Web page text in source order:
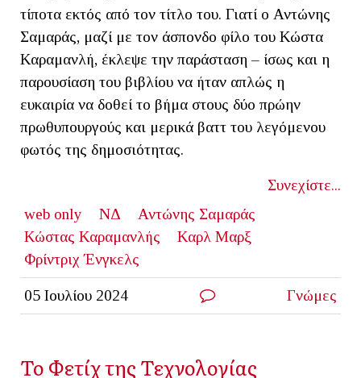
τίποτα εκτός από τον τίτλο του. Γιατί ο Αντώνης
Σαμαράς, μαζί με τον άσπονδο φίλο του Κώστα
Καραμανλή, έκλεψε την παράσταση – ίσως και η
παρουσίαση του βιβλίου να ήταν απλώς η
ευκαιρία να δοθεί το βήμα στους δύο πρώην
πρωθυπουργούς και μερικά βαττ του λεγόμενου
φωτός της δημοσιότητας.
Συνεχίστε...
web only
NΔ
Αντώνης Σαμαράς
Κώστας Καραμανλής
Καρλ Μαρξ
Φρίντριχ Ένγκελς
05 Ιουλίου 2024 Γνώμες
Το Φετίχ της Τεχνολογίας